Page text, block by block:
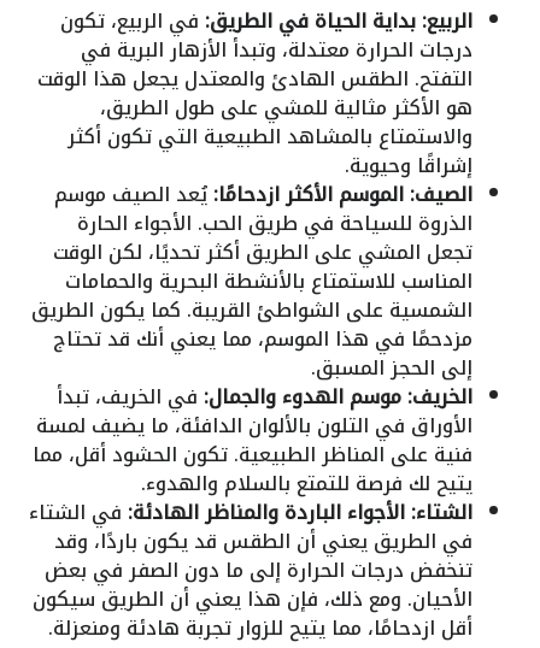
الربيع: بداية الحياة في الطريق: في الربيع، تكون
درجات الحرارة معتدلة، وتبدأ الأزهار البرية في
التفتح. الطقس الهادئ والمعتدل يجعل هذا الوقت
هو الأكثر مثالية للمشي على طول الطريق،
والاستمتاع بالمشاهد الطبيعية التي تكون أكثر
إشراقًا وحيوية.
الصيف: الموسم الأكثر ازدحامًا:يُعد الصيف موسم
الذروة للسياحة في طريق الحب. الأجواء الحارة
تجعل المشي على الطريق أكثر تحديًا، لكن الوقت
المناسب للاستمتاع بالأنشطة البحرية والحمامات
الشمسية على الشواطئ القريبة. كما يكون الطريق
مزدحمًا في هذا الموسم، مما يعني أنك قد تحتاج
إلى الحجز المسبق.
الخريف: موسم الهدوء والجمال: في الخريف، تبدأ
الأوراق في التلون بالألوان الدافئة، ما يضيف لمسة
فنية على المناظر الطبيعية. تكون الحشود أقل، مما
يتيح لك فرصة للتمتع بالسلام والهدوء.
الشتاء: الأجواء الباردة والمناظر الهادئة: في الشتاء
في الطريق يعني أن الطقس قد يكون باردًا، وقد
تنخفض درجات الحرارة إلى ما دون الصفر في بعض
الأحيان. ومع ذلك، فإن هذا يعني أن الطريق سيكون
أقل ازدحامًا، مما يتيح للزوار تجربة هادئة ومنعزلة.